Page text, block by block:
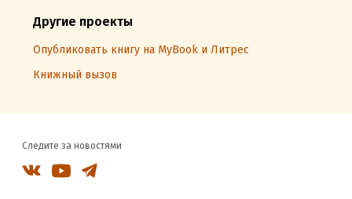
Другие проекты
Опубликовать книгу на MyBook и Литрес
Книжный вызов
Следите за новостями